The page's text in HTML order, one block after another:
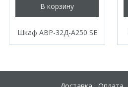
В корзину
Шкаф АВР-32Д-А250 SE